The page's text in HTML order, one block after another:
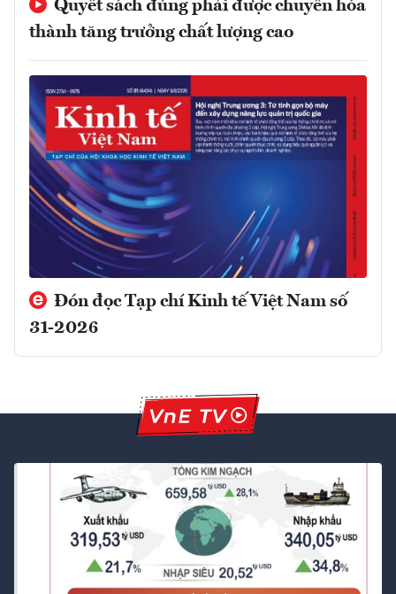
Quyết sách đúng phải được chuyển hóa
thành tăng trưởng chất lượng cao
Đón đọc Tạp chí Kinh tế Việt Nam số
31-2026